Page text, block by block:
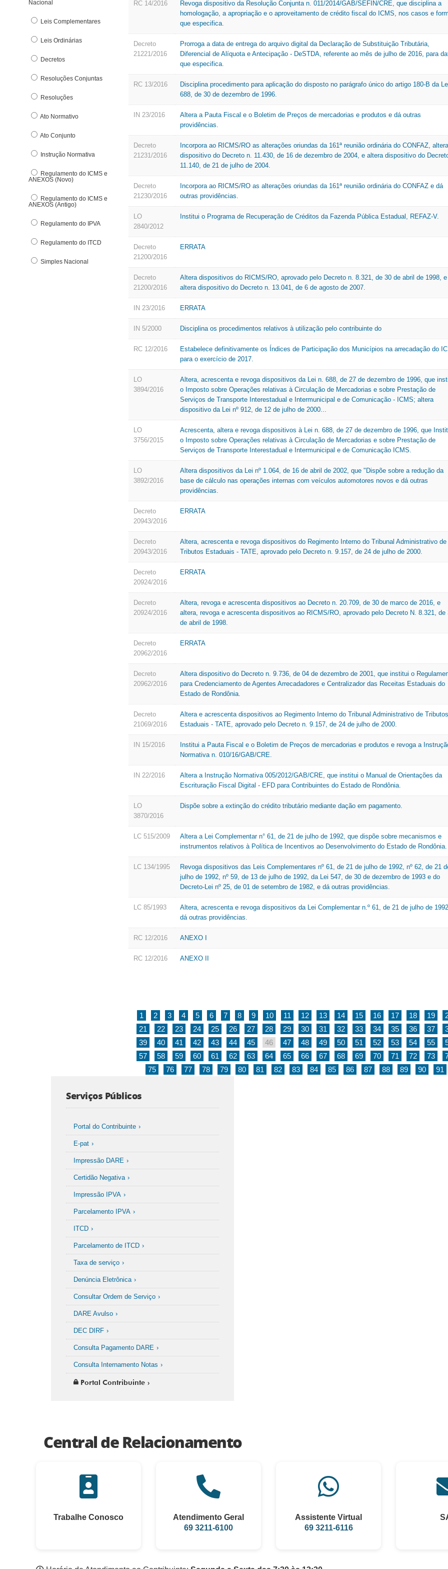
Denúncia Eletrônica
E
Estrutura Básica
F
Fundo de Participação dos Municípos
G
Nota Legal
Organograma
Outros
Nacional
Leis Complementares
Leis Ordinárias
Decretos
Resoluções Conjuntas
Resoluções
Ato Normativo
Ato Conjunto
Instrução Normativa
Regulamento do ICMS e
ANEXOS (Novo)
Regulamento do ICMS e
ANEXOS (Antigo)
Regulamento do IPVA
Regulamento do ITCD
Simples Nacional
RC 14/2016
Revoga dispositivo da Resolução Conjunta n. 011/2014/GAB/SEFIN/CRE, que disciplina a
homologação, a apropriação e o aproveitamento de crédito fiscal do ICMS, nos casos e
que especifica.
Decreto
21221/2016
Prorroga a data de entrega do arquivo digital da Declaração de Substituição Tributária,
Diferencial de Alíquota e Antecipação - DeSTDA, referente ao mês de julho de 2016, para
que especifica.
RC 13/2016
Disciplina procedimento para aplicação do disposto no parágrafo único do artigo 180-B da
688, de 30 de dezembro de 1996.
IN 23/2016
Altera a Pauta Fiscal e o Boletim de Preços de mercadorias e produtos e dá outras
providências.
Decreto
21231/2016
Incorpora ao RICMS/RO as alterações oriundas da 161ª reunião ordinária do CONFAZ, altera
dispositivo do Decreto n. 11.430, de 16 de dezembro de 2004, e altera dispositivo do
11.140, de 21 de julho de 2004.
Decreto
21230/2016
Incorpora ao RICMS/RO as alterações oriundas da 161ª reunião ordinária do CONFAZ e dá
outras providências.
LO
2840/2012
Institui o Programa de Recuperação de Créditos da Fazenda Pública Estadual, REFAZ-V.
Decreto
21200/2016
ERRATA
Decreto
21200/2016
Altera dispositivos do RICMS/RO, aprovado pelo Decreto n. 8.321, de 30 de abril de 1998, e
altera dispositivo do Decreto n. 13.041, de 6 de agosto de 2007.
IN 23/2016 ERRATA
IN 5/2000 Disciplina os procedimentos relativos à utilização pelo contribuinte do
RC 12/2016
Estabelece definitivamente os Índices de Participação dos Municípios na arrecadação do
para o exercício de 2017.
LO
3894/2016
Altera, acrescenta e revoga dispositivos da Lei n. 688, de 27 de dezembro de 1996, que
o Imposto sobre Operações relativas à Circulação de Mercadorias e sobre Prestação de
Serviços de Transporte Interestadual e Intermunicipal e de Comunicação - ICMS; altera
dispositivo da Lei nº 912, de 12 de julho de 2000...
LO
3756/2015
Acrescenta, altera e revoga dispositivos à Lei n. 688, de 27 de dezembro de 1996, que
o Imposto sobre Operações relativas à Circulação de Mercadorias e sobre Prestação de
Serviços de Transporte Interestadual e Intermunicipal e de Comunicação ICMS.
LO
3892/2016
Altera dispositivos da Lei nº 1.064, de 16 de abril de 2002, que "Dispõe sobre a redução da
base de cálculo nas operações internas com veículos automotores novos e dá outras
providências.
Decreto
20943/2016
ERRATA
Decreto
20943/2016
Altera, acrescenta e revoga dispositivos do Regimento Interno do Tribunal Administrativo de
Tributos Estaduais - TATE, aprovado pelo Decreto n. 9.157, de 24 de julho de 2000.
Decreto
20924/2016
ERRATA
Decreto
20924/2016
Altera, revoga e acrescenta dispositivos ao Decreto n. 20.709, de 30 de marco de 2016, e
altera, revoga e acrescenta dispositivos ao RICMS/RO, aprovado pelo Decreto N. 8.321, de
de abril de 1998.
Decreto
20962/2016
ERRATA
Decreto
20962/2016
Altera dispositivo do Decreto n. 9.736, de 04 de dezembro de 2001, que institui o
para Credenciamento de Agentes Arrecadadores e Centralizador das Receitas Estaduais do
Estado de Rondônia.
Decreto
21069/2016
Altera e acrescenta dispositivos ao Regimento Interno do Tribunal Administrativo de Tributos
Estaduais - TATE, aprovado pelo Decreto n. 9.157, de 24 de julho de 2000.
IN 15/2016
Institui a Pauta Fiscal e o Boletim de Preços de mercadorias e produtos e revoga a
Normativa n. 010/16/GAB/CRE.
IN 22/2016
Altera a Instrução Normativa 005/2012/GAB/CRE, que institui o Manual de Orientações da
Escrituração Fiscal Digital - EFD para Contribuintes do Estado de Rondônia.
LO
3870/2016
Dispõe sobre a extinção do crédito tributário mediante dação em pagamento.
LC 515/2009
Altera a Lei Complementar n° 61, de 21 de julho de 1992, que dispõe sobre mecanismos e
instrumentos relativos à Política de Incentivos ao Desenvolvimento do Estado de Rondônia.
LC 134/1995
Revoga dispositivos das Leis Complementares nº 61, de 21 de julho de 1992, nº 62, de 21
julho de 1992, nº 59, de 13 de julho de 1992, da Lei 547, de 30 de dezembro de 1993 e do
Decreto-Lei nº 25, de 01 de setembro de 1982, e dá outras providências.
LC 85/1993
Altera, acrescenta e revoga dispositivos da Lei Complementar n.º 61, de 21 de julho de
dá outras providências.
RC 12/2016 ANEXO I
RC 12/2016 ANEXO II
1 2 3 4 5 6 7 8 9 10 11 12 13 14 15 16 17 18 19
21
22 23 24 25 26 27 28 29 30 31 32 33 34 35 36 37
39
40 41 42 43 44 45 46 47 48 49 50 51 52 53 54 55
57
58 59 60 61 62 63 64 65 66 67 68 69 70 71 72 73
75
76 77 78 79 80 81 82 83 84 85 86 87 88 89 90 91
Serviços Públicos
Portal do Contribuinte
E-pat
Impressão DARE
Certidão Negativa
Impressão IPVA
Parcelamento IPVA
ITCD
Parcelamento de ITCD
Taxa de serviço
Denúncia Eletrônica
Consultar Ordem de Serviço
DARE Avulso
DEC DIRF
Consulta Pagamento DARE
Consulta Internamento Notas
Portal Contribuinte
Central de Relacionamento
Trabalhe Conosco
Atendimento Geral
69 3211-6100
Assistente Virtual
69 3211-6116